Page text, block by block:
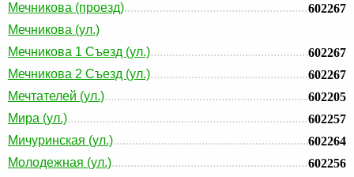
Мечникова (проезд)
602267
Мечникова (ул.)
Мечникова 1 Съезд (ул.)
602267
Мечникова 2 Съезд (ул.)
602267
Мечтателей (ул.)
602205
Мира (ул.)
602257
Мичуринская (ул.)
602264
Молодежная (ул.)
602256